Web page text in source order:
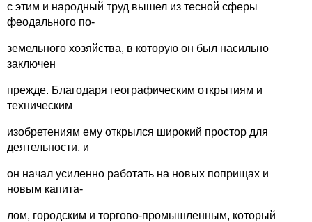
с этим и народный труд вышел из тесной сферы
феодального по-
земельного хозяйства, в которую он был насильно
заключен
прежде. Благодаря географическим открытиям и
техническим
изобретениям ему открылся широкий простор для
деятельности, и
он начал усиленно работать на новых поприщах и
новым капита-
лом, городским и торгово-промышленным, который